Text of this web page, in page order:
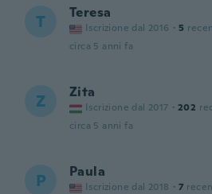
T Teresa
Iscrizione dal 2016 · 5
circa 5 anni fa
Z Zita
Iscrizione dal 2017 · 202
circa 5 anni fa
P Paula
Iscrizione dal 2018 · 7